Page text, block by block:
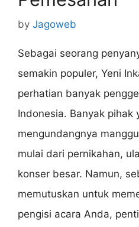
by Jagoweb
Sebagai seorang
semakin populer, Yeni
perhatian banyak
Indonesia. Banyak pihak
mengundangnya
mulai dari pernikahan,
konser besar. Namun,
memutuskan untuk
pengisi acara Anda,